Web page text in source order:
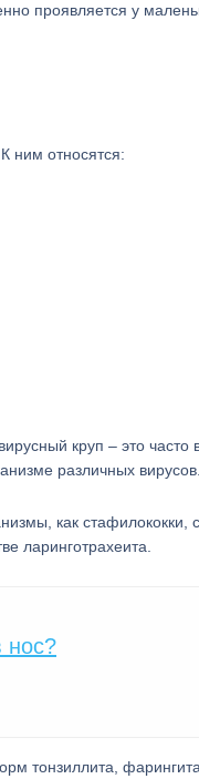
проявляется у
К ним относятся:
круп – это часто
различных вирусов.
как стафилококки,
ларинготрахеита.
нос?
тонзиллита,